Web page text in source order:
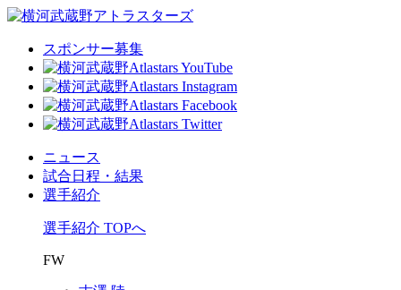
スポンサー募集
ニュース
試合日程・結果
選手紹介
選手紹介 TOPへ
FW